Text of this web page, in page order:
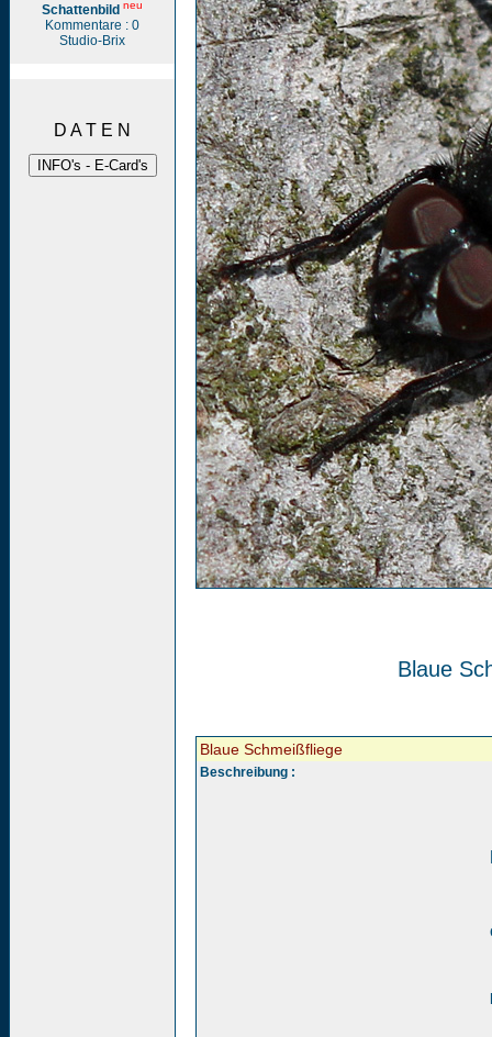
Schattenbild neu
Kommentare : 0
Studio-Brix
D A T E N
Blaue
Blaue Schmeißfliege
Beschreibung :